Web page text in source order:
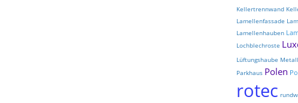
Kellertrennwand
Lamellenfassade
Lamellenhauben
Lochblechroste
Lüftungshaube
Parkhaus Polen
rotec